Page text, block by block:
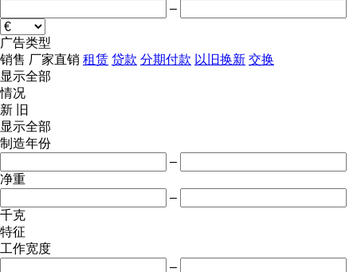
–
广告类型
销售 厂家直销 租赁 贷款 分期付款 以旧换新 交换
显示全部
情况
新
旧
显示全部
制造年份
–
净重
–
千克
特征
工作宽度
–